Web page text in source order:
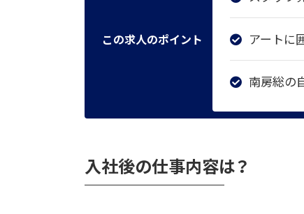
この求人のポイント アートに
南房総の
入社後の仕事内容は？